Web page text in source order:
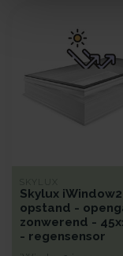
SKYLUX
Skylux
opstand -
zonwerend -
- regensensor